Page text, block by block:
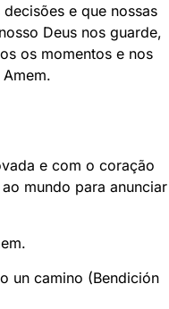
e que nossas
Deus nos guarde,
os momentos e nos
e com o coração
mundo para anunciar
un camino (Bendición